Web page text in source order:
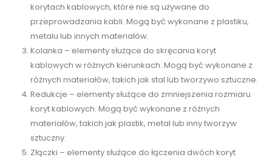
korytach kablowych, które nie są używane do
przeprowadzania kabli. Mogą być wykonane z plastiku,
metalu lub innych materiałów.
Kolanka – elementy służące do skręcania koryt
kablowych w różnych kierunkach. Mogą być wykonane z
różnych materiałów, takich jak stal lub tworzywo sztuczne.
Redukcje – elementy służące do zmniejszenia rozmiaru
koryt kablowych. Mogą być wykonane z różnych
materiałów, takich jak plastik, metal lub inny tworzyw
sztuczny.
Złączki – elementy służące do łączenia dwóch koryt